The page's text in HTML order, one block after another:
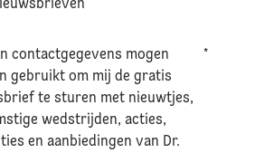
contactgegevens mogen
gebruikt om mij de gratis
te sturen met nieuwtjes,
wedstrijden, acties,
en aanbiedingen van Dr.
*